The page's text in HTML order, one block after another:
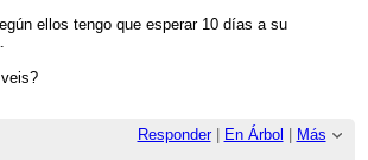
ellos tengo que esperar 10 días a su
Responder| En Árbol
Más